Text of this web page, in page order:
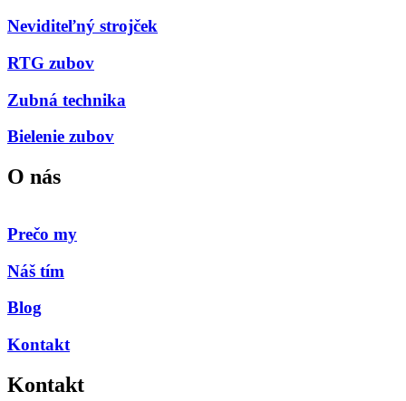
Neviditeľný strojček
RTG zubov
Zubná technika
Bielenie zubov
O nás
Prečo my
Náš tím
Blog
Kontakt
Kontakt